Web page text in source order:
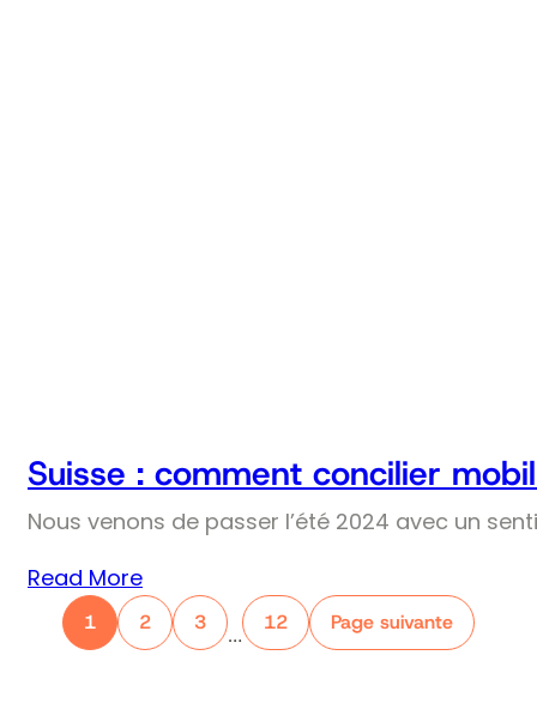
Suisse : comment concilier
Nous venons de passer l’été 2024 avec un
Read More
1 2 3
…
12 Page suivante